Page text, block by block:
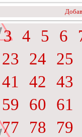
3 4 5 6
23 24
25
41 42
43
59 60
61
77 78
79